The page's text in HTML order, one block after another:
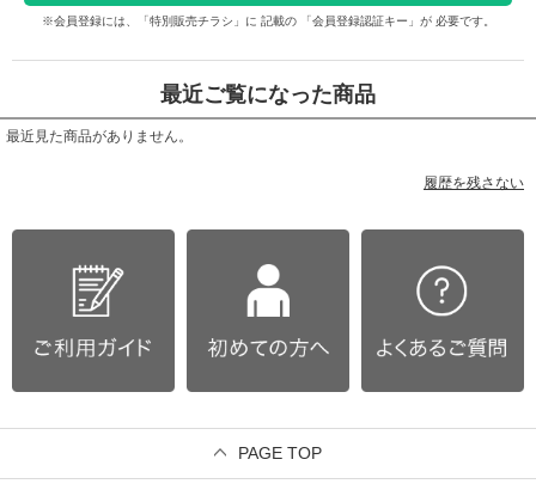
※会員登録には、「特別販売チラシ」に 記載の 「会員登録認証キー」が 必要です。
最近ご覧になった商品
最近見た商品がありません。
履歴を残さない
PAGE TOP